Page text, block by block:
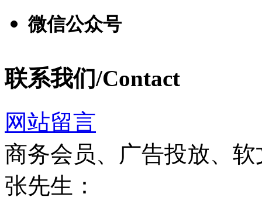
微信公众号
联系我们/Contact
网站留言
商务会员、广告投放、软
张先生：